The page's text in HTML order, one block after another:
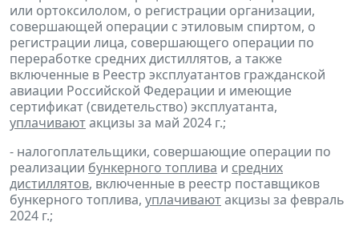
или ортоксилолом, о регистрации организации,
совершающей операции с этиловым спиртом, о
регистрации лица, совершающего операции по
переработке средних дистиллятов, а также
включенные в Реестр эксплуатантов гражданской
авиации Российской Федерации и имеющие
сертификат (свидетельство) эксплуатанта,
уплачиваютакцизы за май 2024 г.;
- налогоплательщики, совершающие операции по
реализации бункерного топлива и средних
дистиллятов, включенные в реестр поставщиков
бункерного топлива, уплачиваютакцизы за февраль
2024 г.;